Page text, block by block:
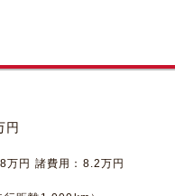
円
万円 諸費用：8.2万円